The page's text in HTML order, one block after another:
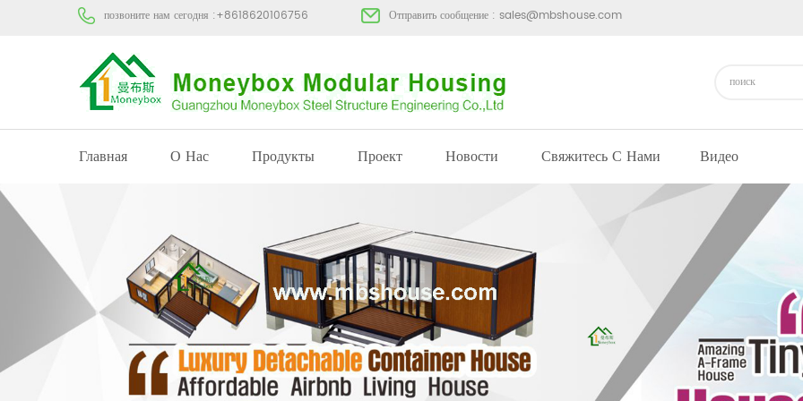
позвоните нам сегодня :+8618620106756 Отправить сообщение : sales@mbshouse.com
Главная О Нас Продукты Проект Новости Свяжитесь С Нами Видео